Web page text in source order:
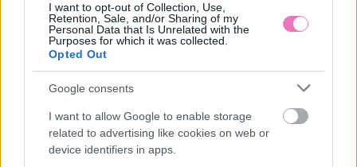
I want to opt-out of Collection, Use,
Retention, Sale, and/or Sharing of my
Personal Data that Is Unrelated with the
Purposes for which it was collected.
Opted Out
Google consents
I want to allow Google to enable storage
related to advertising like cookies on web or
device identifiers in apps.
Miért csókolóznak az
emberek? Íme a
tudományos magyarázat
„Anyám és apám új
barátnője
Kövesd a Bien.hu cikkeit a